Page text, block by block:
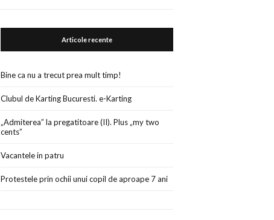
Articole recente
Bine ca nu a trecut prea mult timp!
Clubul de Karting Bucuresti. e-Karting
„Admiterea” la pregatitoare (II). Plus „my two
cents”
Vacantele in patru
Protestele prin ochii unui copil de aproape 7 ani